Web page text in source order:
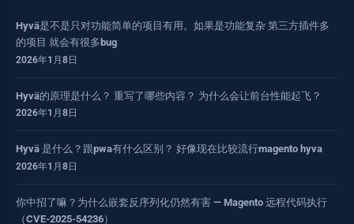
Hyvä是不是只对功能简单的项目有用。如果是功能复杂 第三方插件多
的项目 就会有很多bug
2026年1月8日
Hyvä的原理是什么？ 重写了哪些内容？ 为什么会让前台性能起飞？
2026年1月8日
Hyvä 是什么？跟pwa有什么区别？ 好像现在比较流行magento hyva
2026年1月8日
你中招了嘛？为什么嵌套反序列化仍然有害 — Magento 远程代码执行
（CVE-2025-54236）